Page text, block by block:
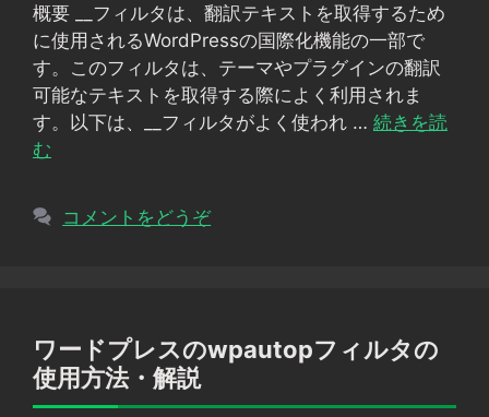
ー
概要 __フィルタは、翻訳テキストを取得するため
に使用されるWordPressの国際化機能の一部で
す。このフィルタは、テーマやプラグインの翻訳
可能なテキストを取得する際によく利用されま
す。以下は、__フィルタがよく使われ … 続きを読
む
コメントをどうぞ
ワードプレスのwpautopフィルタの
使用方法・解説